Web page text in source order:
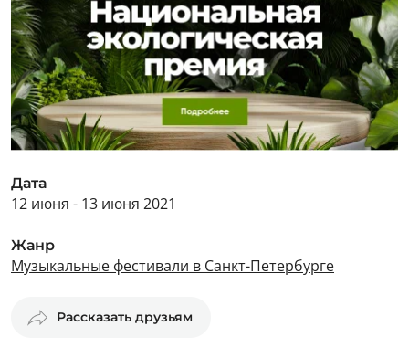
Дата
12 июня - 13 июня 2021
Жанр
Музыкальные фестивали в Санкт-Петербурге
Рассказать друзьям